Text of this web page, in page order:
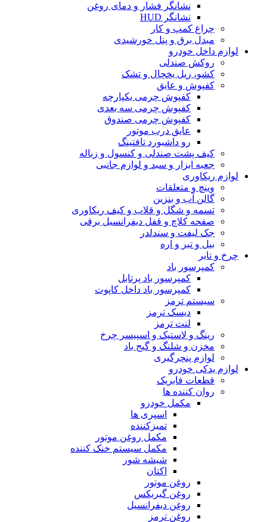
نشانگر فشار و دمای روغن
نشانگر HUD
چراغ کمپ و کار
مبدل برق و پنل خورشیدی
لوازم داخل خودرو
روکش صندلی
کشو، ریل یخچال و تشک
کفپوش و عایق
کفپوش چرمی یکپارچه
کفپوش چرمی سه بعدی
کفپوش چرمی صندوق
عایق درب موتور
رو داشبورد تافتینگ
کیف پشت صندلی و کنسول و زباله
جعبه ابزار و سبد و لوازم جانبی
لوازم ریکاوری
وینچ و متعلقات
گالن آب و بنزین
تسمه و شگل و قلاب و کیف ریکاوری
صفحه کلاچ و قفل دیفرانسیل برقی
جک لیفت و سندلدر
بیل و تبر و اره
چرخ و تایر
کمپرسور باد
کمپرسور باد پرتابل
کمپرسور باد داخل کاپوت
سیستم ترمز
دیسک ترمز
لنت ترمز
رینگ و لاستیک و اسپیسر چرخ
مخزن و شلنگ و گیج باد
لوازم پنچرگیری
لوازم یدکی خودرو
قطعات فابریک
روان کننده ها
مکمل خودرو
اسپری ها
تمیزکننده
مکمل روغن موتور
مکمل سیستم خنک کننده
شیشه شور
اکتان
روغن موتور
روغن گیربکس
روغن دیفرانسیل
روغن ترمز